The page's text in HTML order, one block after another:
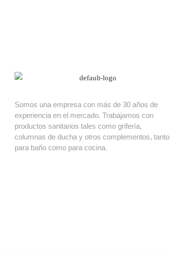
Somos una empresa con más de 30 años de
experiencia en el mercado. Trabajamos con
productos sanitarios tales como grifería,
columnas de ducha y otros complementos, tanto
para baño como para cocina.